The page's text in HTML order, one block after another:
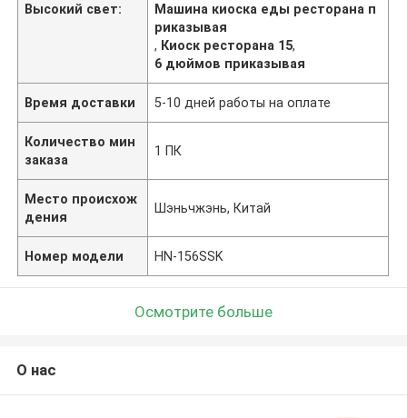
Высокий свет:
Машина киоска еды ресторана п
риказывая
, Киоск ресторана 15,
6 дюймов приказывая
Время доставки 5-10 дней работы на оплате
Количество мин
заказа
1 ПК
Место происхож
дения
Шэньчжэнь, Китай
Номер модели HN-156SSK
Осмотрите больше
О нас